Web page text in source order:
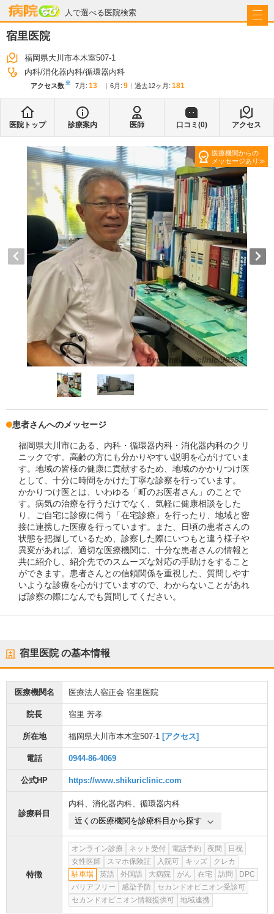
人で選べる医院検索
病院なび
宿里医院
福岡県大川市本木室507-1
内科 消化器内科 循環器内科
アクセス数※ 7月 : 13 6月 : 9 過去12ヶ月: 181
医院トップ 診療案内 医師 口コミ(0) アクセス
医療機関からの
メッセージあり
患者さんへのメッセージ
福岡県大川市にある、内科・循環器内科・消化器内科のクリ
ニックです。高齢の方にも分かりやすい説明を心がけていま
す。地域の皆様の健康に貢献するため、地域のかかりつけ医
として、十分に時間をかけた丁寧な診察を行っています。
かかりつけ医とは、いわゆる「町のお医者さん」のことで
す。病気の治療を行うだけでなく、気軽に健康相談をした
り、ご自宅に診療に伺う「在宅診療」を行ったり、地域と密
接に連携した医療を行っています。また、日頃の患者さんの
状態を把握しているため、診察した際にいつもと違う様子や
異変があれば、適切な医療機関に、十分な患者さんの情報と
共に紹介し、紹介先でのスムーズな対応の手助けをすること
ができます。患者さんとの信頼関係を重視した、質問しやす
いような診療を心がけていますので、わからないことがあれ
ば診察の際になんでも質問してください。
宿里医院の基本情報
医療機関名 医療法人宿正会 宿里医院
院長 宿里 芳孝
所在地 福岡県大川市本木室507-1 [アクセス]
電話 0944-86-4069
公式HP https://www.shikuriclinic.com
診療科目
内科、 消化器内科、 循環器内科
近くの医療機関を診療科目から探す
特徴
オンライン診療 ネット受付 電話予約 夜間
日祝
女性医師
スマホ保険証 入院可 キッズ
クレカ
駐車場
英語 外国語 大病院 がん 在宅 訪問
DPC
バリアフリー
感染予防
セカンドオピニオン受診可
セカンドオピニオン情報提供可
地域連携